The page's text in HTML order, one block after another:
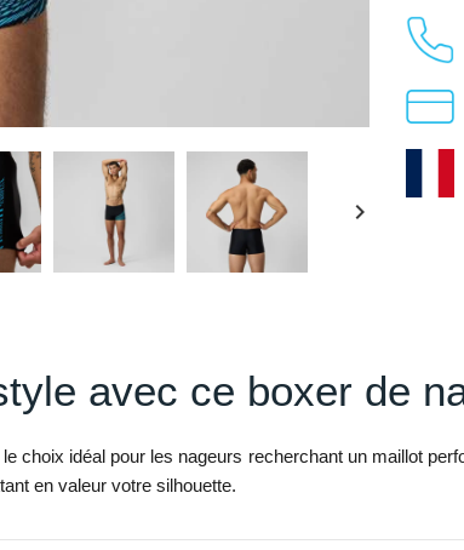
keyboard_arrow_right
avec ce boxer de
choix idéal pour les nageurs recherchant un maillot
en valeur votre silhouette.